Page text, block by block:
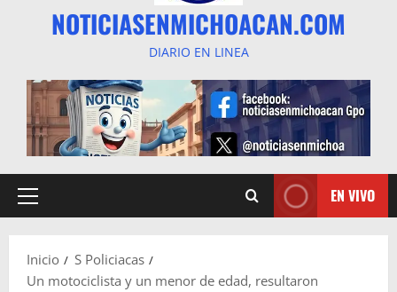
NOTICIASENMICHOACAN.COM
DIARIO EN LINEA
Menú
EN VIVO
Inicio
S Policiacas
Un motociclista y un menor de edad, resultaron